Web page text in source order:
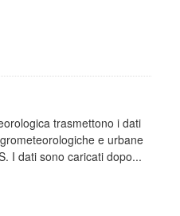
trasmettono i dati
e urbane
I dati sono caricati dopo...